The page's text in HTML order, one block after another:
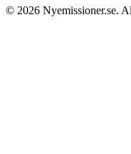
© 2026 Nyemissioner.se.